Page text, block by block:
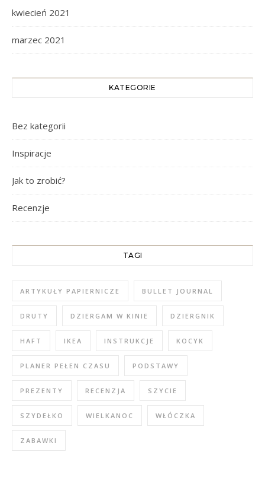
kwiecień 2021
marzec 2021
KATEGORIE
Bez kategorii
Inspiracje
Jak to zrobić?
Recenzje
TAGI
ARTYKUŁY PAPIERNICZE BULLET JOURNAL
DRUTY DZIERGAM W KINIE DZIERGNIK
HAFT IKEA INSTRUKCJE KOCYK
PLANER PEŁEN CZASU PODSTAWY
PREZENTY RECENZJA SZYCIE
SZYDEŁKO WIELKANOC WŁÓCZKA
ZABAWKI